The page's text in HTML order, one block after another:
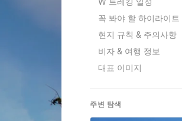
꼭 봐야 할 하이라이트
현지 규칙 & 주의사항
비자 & 여행 정보
대표 이미지
주변 탐색